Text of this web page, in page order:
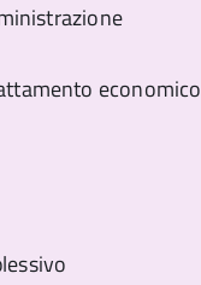
economico